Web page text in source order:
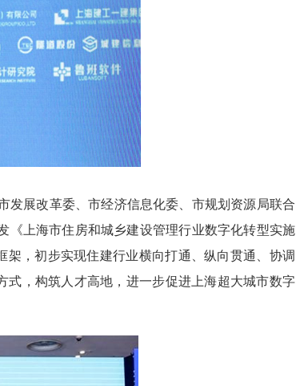
展改革委、市经济信息化委、市规划资源局联合
《上海市住房和城乡建设管理行业数字化转型实施
架，初步实现住建行业横向打通、纵向贯通、协调
式，构筑人才高地，进一步促进上海超大城市数字